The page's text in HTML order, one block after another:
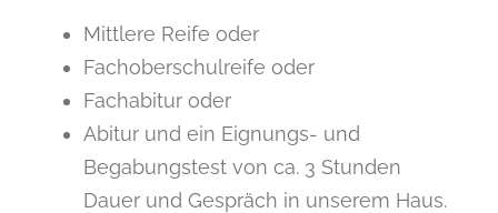
Mittlere Reife oder
Fachoberschulreife oder
Fachabitur oder
Abitur und ein Eignungs- und
Begabungstest von ca. 3 Stunden
Dauer und Gespräch in unserem Haus.